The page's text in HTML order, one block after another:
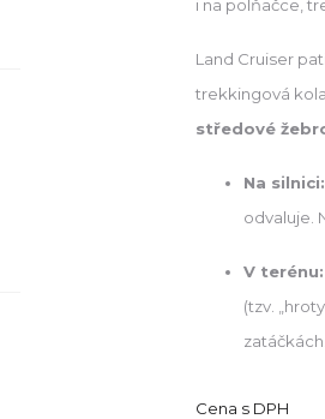
i na polňačce,
Land Cruiser
trekkingová
středové
Na silnici:
odvaluje.
V terénu:
(tzv.
zatáčkách.
Cena s DPH